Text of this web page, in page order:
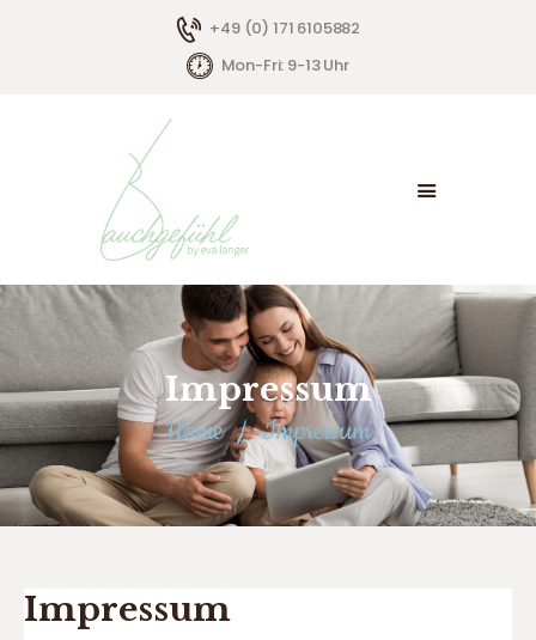
+49 (0) 171 6105882
Mon-Fri: 9-13 Uhr
Impressum
Home Impressum
HOME
ÜBER MICH
ANGEBOTE
KONTAKT
Impressum